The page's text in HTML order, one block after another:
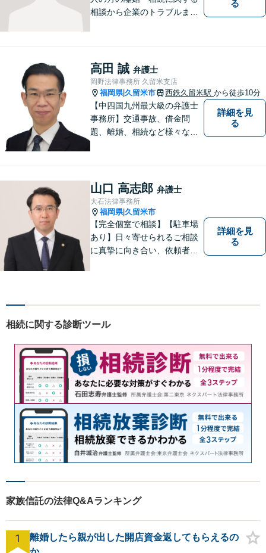
相談から企業のトラブルまで
る
高田 誠 弁護士
岡野法律事務所 久留米支店
福岡県|久留米市 西鉄久留米駅 から徒歩10分
【中四国九州最大級の弁護士
事務所】交通事故、借金問
題、離婚、相続など様々な問
い！
詳細を見
る
山口 高志郎 弁護士
大石法律事務所
福岡県|久留米市
【完全個室で相談】【駐車場
あり】日々寄せられるご相談
に真摯に向き合い、依頼者の
営課題の解決に向けた最適な
した経営基盤の構築をお手伝
いいたします。
詳細を見
る
相続に関する診断ツール
家族信託の法律Q&Aランキング
1
離婚したら親が出した開店資金返してもらえるの